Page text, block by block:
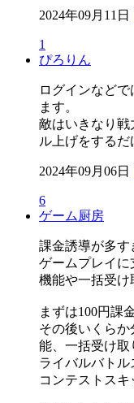
2024年09月11日 |
1
ぴろりん
ログインなど
ます。
敵はいきなり
ル上げをするだ
2024年09月06日 |
6
ゲーム厨房
課金誘導が多す
ゲームプレイ
機能や一括受
まずは100円課
その後いくら
能、一括受け
ライバルバト
コンテストス